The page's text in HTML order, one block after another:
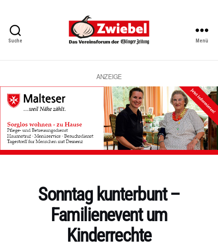
Suche
Vereinsforum
Eßlinger
Zeitung
Menü
ANZEIGE
KategorienSonntag kunterbunt –
Familienevent um
Kinderrechte